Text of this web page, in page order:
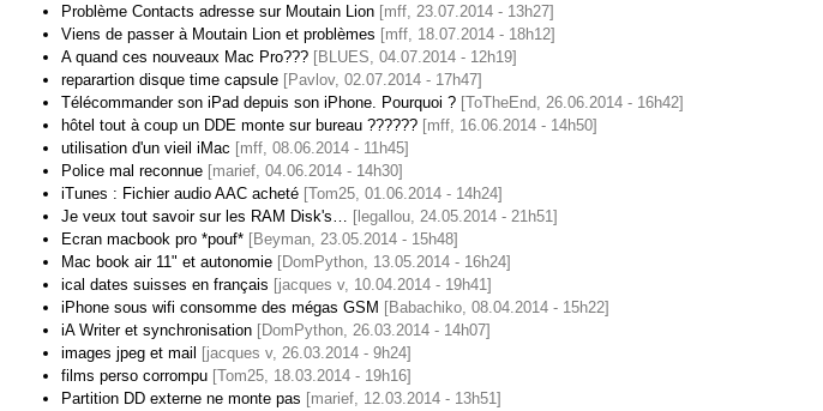
Problème Contacts adresse sur Moutain Lion [mff, 23.07.2014 - 13h27]
Viens de passer à Moutain Lion et problèmes [mff, 18.07.2014 - 18h12]
A quand ces nouveaux Mac Pro??? [BLUES, 04.07.2014 - 12h19]
reparartion disque time capsule [Pavlov, 02.07.2014 - 17h47]
Télécommander son iPad depuis son iPhone. Pourquoi ? [ToTheEnd, 26.06.2014 - 16h42]
hôtel tout à coup un DDE monte sur bureau ?????? [mff, 16.06.2014 - 14h50]
utilisation d'un vieil iMac [mff, 08.06.2014 - 11h45]
Police mal reconnue [marief, 04.06.2014 - 14h30]
iTunes : Fichier audio AAC acheté [Tom25, 01.06.2014 - 14h24]
Je veux tout savoir sur les RAM Disk's… [legallou, 24.05.2014 - 21h51]
Ecran macbook pro *pouf* [Beyman, 23.05.2014 - 15h48]
Mac book air 11" et autonomie [DomPython, 13.05.2014 - 16h24]
ical dates suisses en français [jacques v, 10.04.2014 - 19h41]
iPhone sous wifi consomme des mégas GSM [Babachiko, 08.04.2014 - 15h22]
iA Writer et synchronisation [DomPython, 26.03.2014 - 14h07]
images jpeg et mail
[jacques v, 26.03.2014 - 9h24]
films perso corrompu [Tom25, 18.03.2014 - 19h16]
Partition DD externe ne monte pas [marief, 12.03.2014 - 13h51]